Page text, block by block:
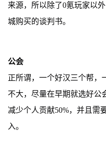
来源，所以除了0氪玩家以
城购买的谈判书。
公会
正所谓，一个好汉三个帮，
不大，尽量在早期就选好公
减少个人贡献50%，并且需
入。